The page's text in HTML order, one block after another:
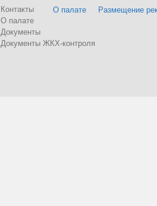
Контакты
О палате
Документы
Документы ЖКХ-контроля
О палате Размещение